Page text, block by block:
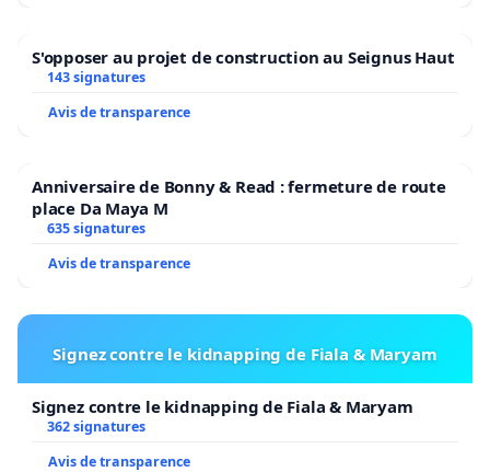
S'opposer au projet de construction au Seignus Haut
143 signatures
Avis de transparence
Anniversaire de Bonny & Read : fermeture de route
place Da Maya M
635 signatures
Avis de transparence
Signez contre le kidnapping de Fiala & Maryam
Signez contre le kidnapping de Fiala & Maryam
362 signatures
Avis de transparence